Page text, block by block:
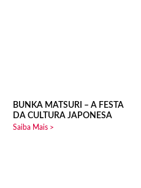
BUNKA MATSURI – A FESTA
DA CULTURA JAPONESA
Saiba Mais >